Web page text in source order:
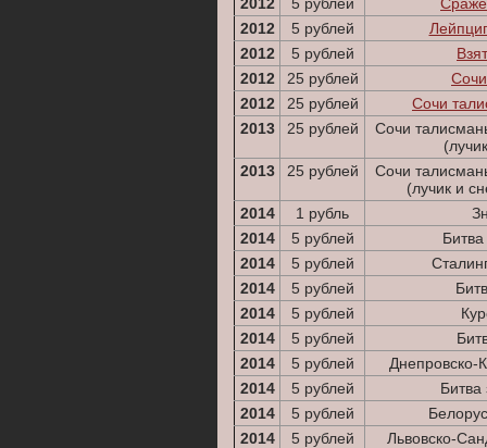
2012
5 рублей
2012
5 рублей
2012
25 рублей
2012
25 рублей
Сочи
2013
25 рублей
Сочи
2013
25 рублей
Сочи
(лучик и
2014
1 рубль
2014
5 рублей
2014
5 рублей
2014
5 рублей
2014
5 рублей
2014
5 рублей
2014
5 рублей
Днепровско-
2014
5 рублей
Битва
2014
5 рублей
2014
5 рублей
Львовско-